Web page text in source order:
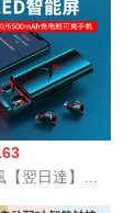
入耳式ゲム鶏
パソコン3.5
耳麦アイフル
イHUAWEI
oppomivivo携
ヤは赤です。
【翌日達】真
イヤホ